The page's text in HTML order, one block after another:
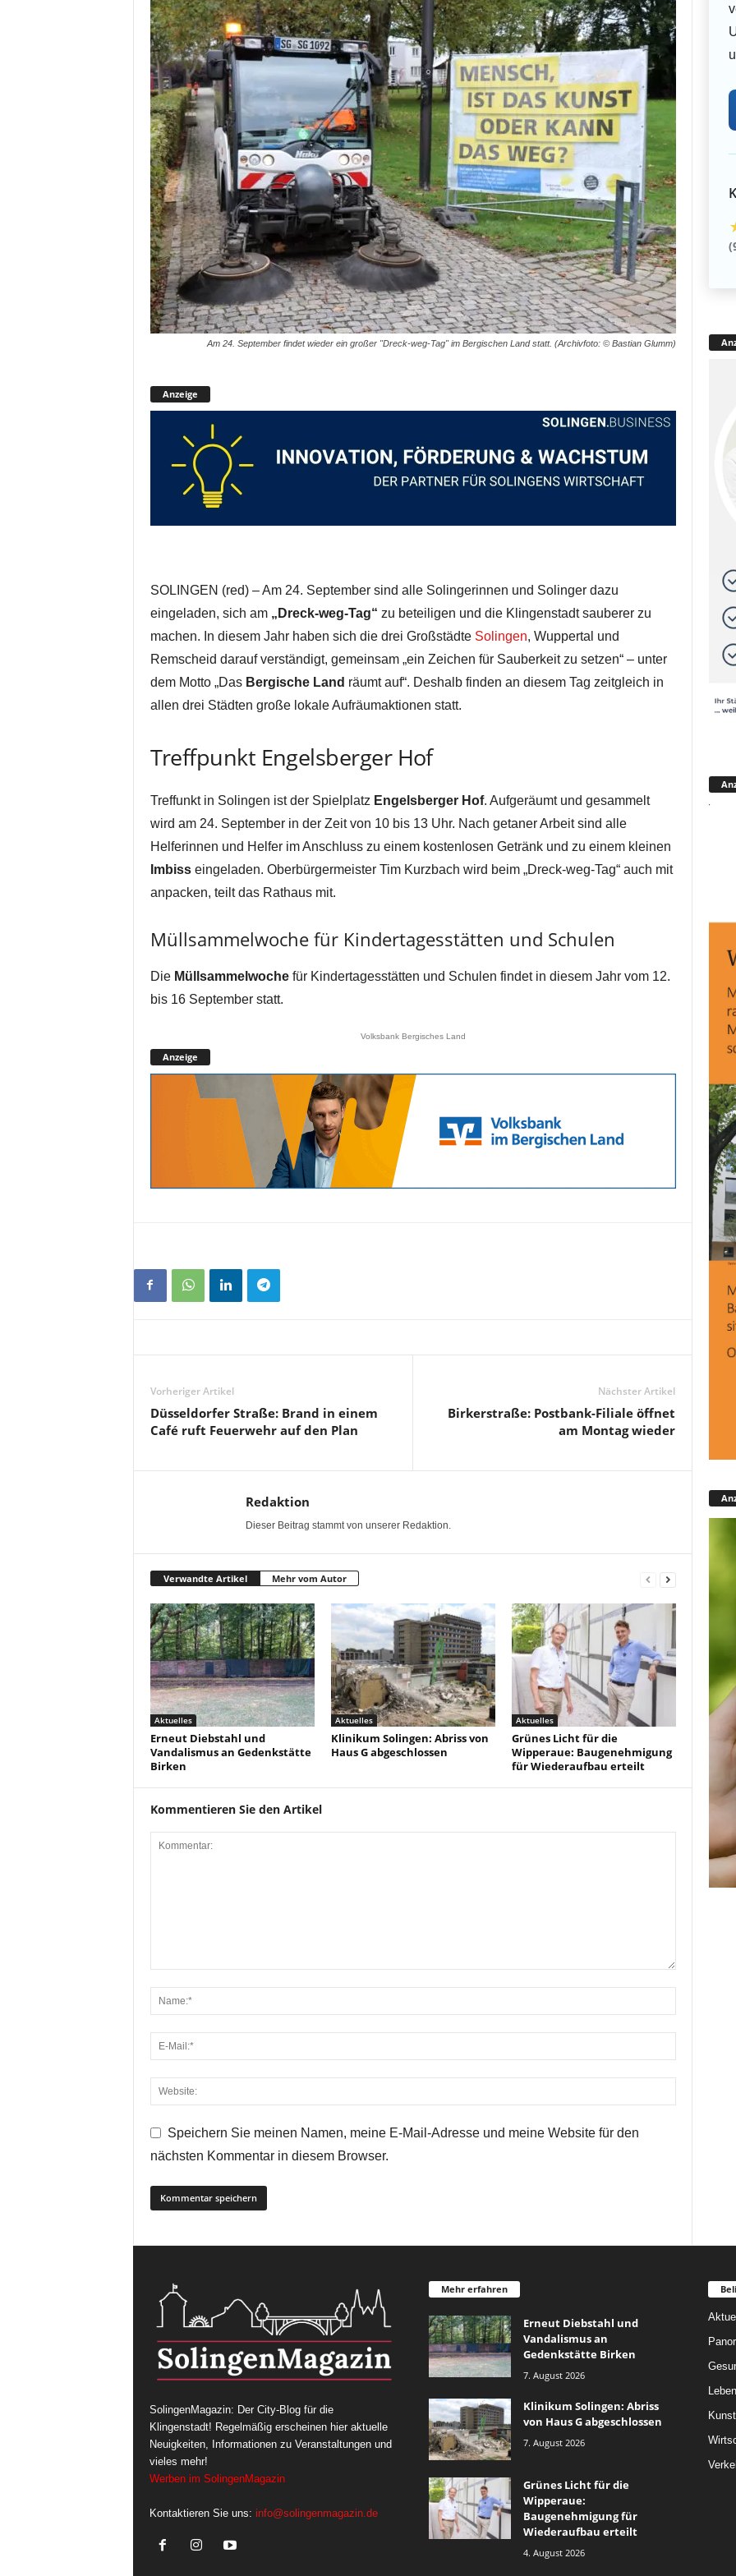
Am 24. September findet wieder ein großer "Dreck-weg-Tag" im Bergischen Land statt. (Archivfoto: © Bastian Glumm)
Anzeige
SOLINGEN (red) – Am 24. September sind alle Solingerinnen und Solinger dazu
eingeladen, sich am „Dreck-weg-Tag“ zu beteiligen und die Klingenstadt sauberer zu
machen. In diesem Jahr haben sich die drei Großstädte Solingen, Wuppertal und
Remscheid darauf verständigt, gemeinsam „ein Zeichen für Sauberkeit zu setzen“ – unter
dem Motto „Das Bergische Land räumt auf“. Deshalb finden an diesem Tag zeitgleich in
allen drei Städten große lokale Aufräumaktionen statt.
Treffpunkt Engelsberger Hof
Treffunkt in Solingen ist der Spielplatz Engelsberger Hof. Aufgeräumt und gesammelt
wird am 24. September in der Zeit von 10 bis 13 Uhr. Nach getaner Arbeit sind alle
Helferinnen und Helfer im Anschluss zu einem kostenlosen Getränk und zu einem kleinen
Imbisseingeladen. Oberbürgermeister Tim Kurzbach wird beim „Dreck-weg-Tag“ auch mit
anpacken, teilt das Rathaus mit.
Müllsammelwoche für Kindertagesstätten und Schulen
Die Müllsammelwochefür Kindertagesstätten und Schulen findet in diesem Jahr vom 12.
bis 16 September statt.
Volksbank Bergisches Land
Anzeige
Vorheriger Artikel
Düsseldorfer Straße: Brand in einem
Café ruft Feuerwehr auf den Plan
Nächster Artikel
Birkerstraße: Postbank-Filiale öffnet
am Montag wieder
Redaktion
Dieser Beitrag stammt von unserer Redaktion.
Verwandte Artikel Mehr vom Autor
Aktuelles
Erneut Diebstahl und
Vandalismus an Gedenkstätte
Birken
Aktuelles
Klinikum Solingen: Abriss von
Haus G abgeschlossen
Aktuelles
Grünes Licht für die
Wipperaue: Baugenehmigung
für Wiederaufbau erteilt
Kommentieren Sie den Artikel
Speichern Sie meinen Namen, meine E-Mail-Adresse und meine Website für den
nächsten Kommentar in diesem Browser.
SolingenMagazin: Der City-Blog für die
Klingenstadt! Regelmäßig erscheinen hier aktuelle
Neuigkeiten, Informationen zu Veranstaltungen und
vieles mehr!
Werben im SolingenMagazin
Kontaktieren Sie uns: info@solingenmagazin.de
Mehr erfahren
Erneut Diebstahl und
Vandalismus an
Gedenkstätte Birken
7. August 2026
Klinikum Solingen: Abriss
von Haus G abgeschlossen
7. August 2026
Grünes Licht für die
Wipperaue:
Baugenehmigung für
Wiederaufbau erteilt
4. August 2026